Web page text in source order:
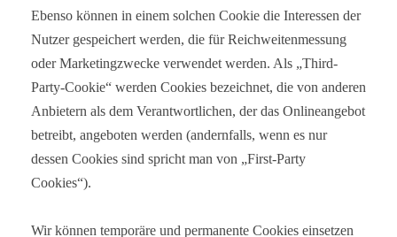
Ebenso können in einem solchen Cookie die Interessen der
Nutzer gespeichert werden, die für Reichweitenmessung
oder Marketingzwecke verwendet werden. Als „Third-
Party-Cookie“ werden Cookies bezeichnet, die von anderen
Anbietern als dem Verantwortlichen, der das Onlineangebot
betreibt, angeboten werden (andernfalls, wenn es nur
dessen Cookies sind spricht man von „First-Party
Cookies“).
Wir können temporäre und permanente Cookies einsetzen